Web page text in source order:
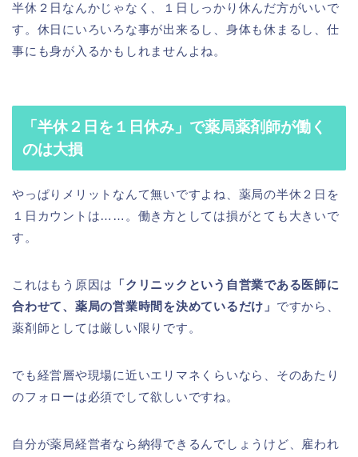
半休２日なんかじゃなく、１日しっかり休んだ方がいいで
す。休日にいろいろな事が出来るし、身体も休まるし、仕
事にも身が入るかもしれませんよね。
「半休２日を１日休み」で薬局薬剤師が働く
のは大損
やっぱりメリットなんて無いですよね、薬局の半休２日を
１日カウントは……。働き方としては損がとても大きいで
す。
これはもう原因は
「クリニックという自営業である医師に
合わせて、薬局の営業時間を決めているだけ」 ですから、
薬剤師としては厳しい限りです。
でも経営層や現場に近いエリマネくらいなら、そのあたり
のフォローは必須でして欲しいですね。
自分が薬局経営者なら納得できるんでしょうけど、雇われ